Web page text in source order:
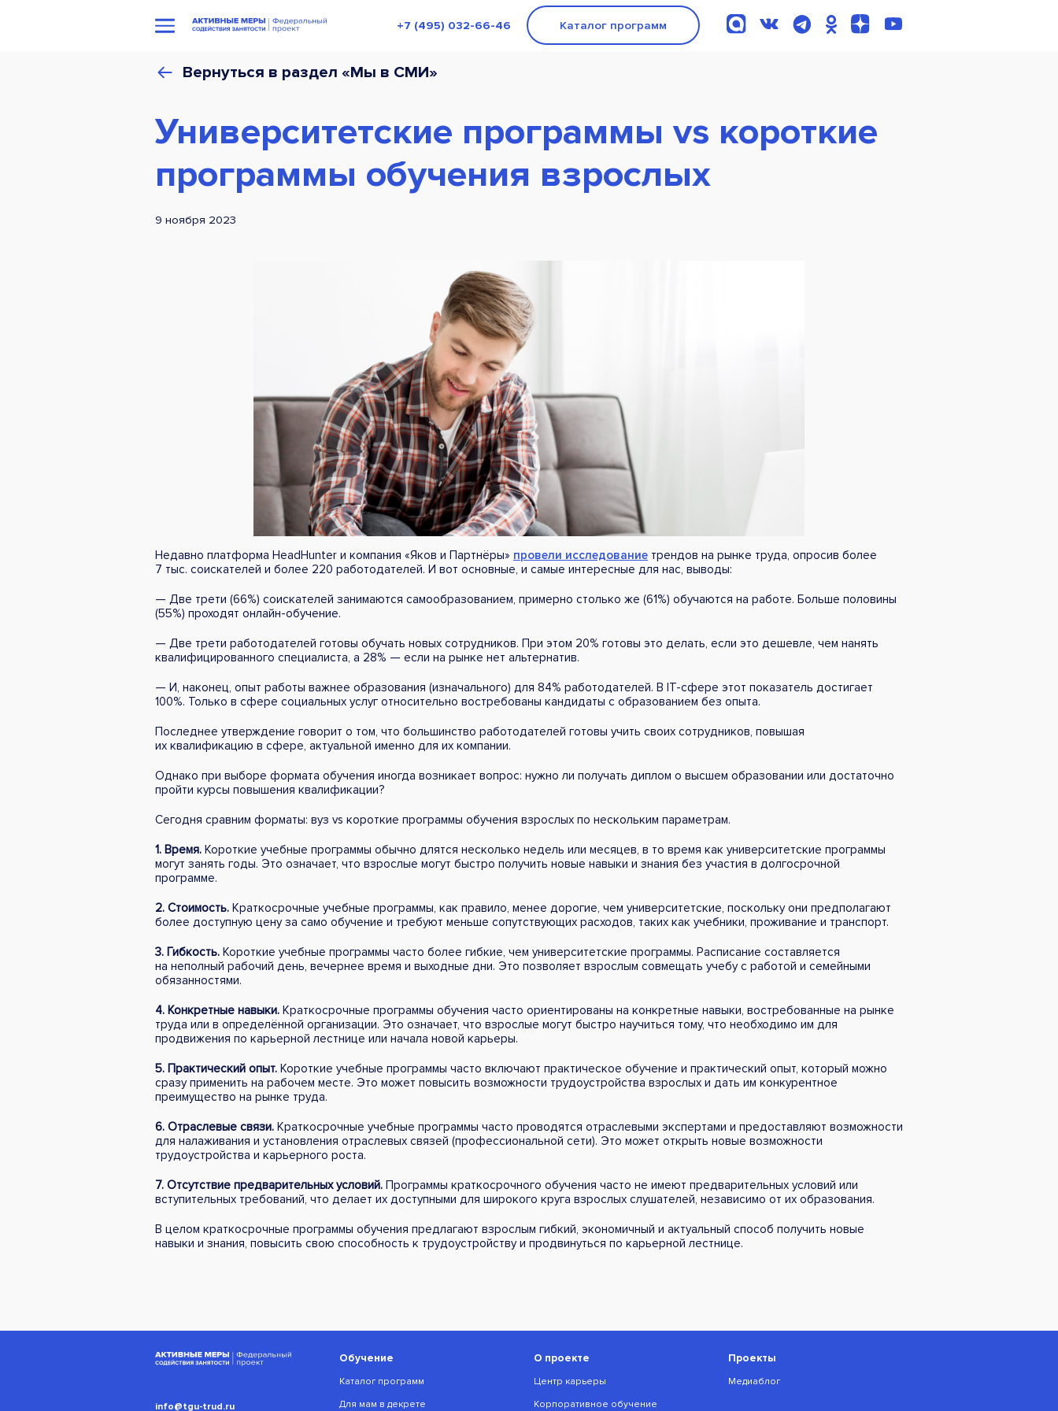
+7 (495) 032-66-46 Каталог программ
Вернуться в раздел «Мы в СМИ»
Университетские программы vs короткие
программы обучения взрослых
9 ноября 2023
Недавно платформа HeadHunter и компания «Яков и Партнёры» провели исследование трендов на рынке труда, опросив более
7 тыс. соискателей и более 220 работодателей. И вот основные, и самые интересные для нас, выводы:
— Две трети (66%) соискателей занимаются самообразованием, примерно столько же (61%) обучаются на работе. Больше половины
(55%) проходят онлайн-обучение.
— Две трети работодателей готовы обучать новых сотрудников. При этом 20% готовы это делать, если это дешевле, чем нанять
квалифицированного специалиста, а 28% — если на рынке нет альтернатив.
— И, наконец, опыт работы важнее образования (изначального) для 84% работодателей. В IT-сфере этот показатель достигает
100%. Только в сфере социальных услуг относительно востребованы кандидаты с образованием без опыта.
Последнее утверждение говорит о том, что большинство работодателей готовы учить своих сотрудников, повышая
их квалификацию в сфере, актуальной именно для их компании.
Однако при выборе формата обучения иногда возникает вопрос: нужно ли получать диплом о высшем образовании или достаточно
пройти курсы повышения квалификации?
Сегодня сравним форматы: вуз vs короткие программы обучения взрослых по нескольким параметрам.
1. Время. Короткие учебные программы обычно длятся несколько недель или месяцев, в то время как университетские программы
могут занять годы. Это означает, что взрослые могут быстро получить новые навыки и знания без участия в долгосрочной
программе.
2. Стоимость. Краткосрочные учебные программы, как правило, менее дорогие, чем университетские, поскольку они предполагают
более доступную цену за само обучение и требуют меньше сопутствующих расходов, таких как учебники, проживание и транспорт.
3. Гибкость. Короткие учебные программы часто более гибкие, чем университетские программы. Расписание составляется
на неполный рабочий день, вечернее время и выходные дни. Это позволяет взрослым совмещать учебу с работой и семейными
обязанностями.
4. Конкретные навыки. Краткосрочные программы обучения часто ориентированы на конкретные навыки, востребованные на рынке
труда или в определённой организации. Это означает, что взрослые могут быстро научиться тому, что необходимо им для
продвижения по карьерной лестнице или начала новой карьеры.
5. Практический опыт. Короткие учебные программы часто включают практическое обучение и практический опыт, который можно
сразу применить на рабочем месте. Это может повысить возможности трудоустройства взрослых и дать им конкурентное
преимущество на рынке труда.
6. Отраслевые связи. Краткосрочные учебные программы часто проводятся отраслевыми экспертами и предоставляют возможности
для налаживания и установления отраслевых связей (профессиональной сети). Это может открыть новые возможности
трудоустройства и карьерного роста.
7. Отсутствие предварительных условий. Программы краткосрочного обучения часто не имеют предварительных условий или
вступительных требований, что делает их доступными для широкого круга взрослых слушателей, независимо от их образования.
В целом краткосрочные программы обучения предлагают взрослым гибкий, экономичный и актуальный способ получить новые
навыки и знания, повысить свою способность к трудоустройству и продвинуться по карьерной лестнице.
info@tgu-trud.ru
Обучение
Каталог программ
Для мам в декрете
О проекте
Центр карьеры
Корпоративное обучение
Проекты
Медиаблог